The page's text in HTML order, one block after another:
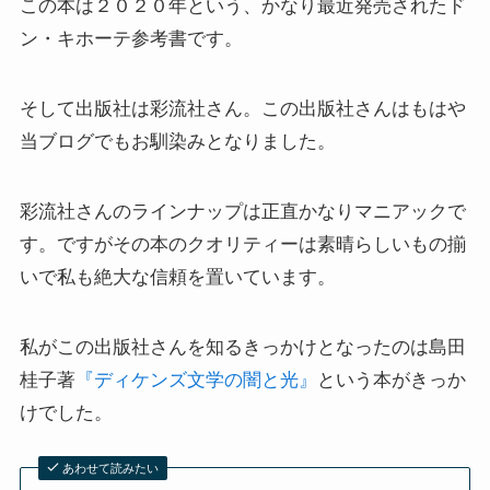
上巻
第一部
ドストエフスキー資料データベース
ドストエフスキー論
この本は２０２０年という、かなり最近発売されたド
ン・キホーテ参考書です。
そして出版社は彩流社さん。この出版社さんはもはや
当ブログでもお馴染みとなりました。
彩流社さんのラインナップは正直かなりマニアックで
す。ですがその本のクオリティーは素晴らしいもの揃
いで私も絶大な信頼を置いています。
私がこの出版社さんを知るきっかけとなったのは島田
桂子著 『ディケンズ文学の闇と光』
という本がきっか
けでした。
あわせて読みたい